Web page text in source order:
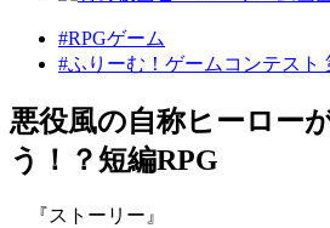
#RPGゲーム
#ふりーむ！ゲームコンテスト
悪役風の自称ヒーロー
う！？短編RPG
『ストーリー』